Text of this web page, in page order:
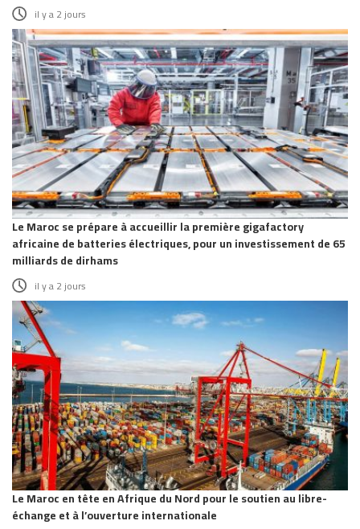
il y a 2 jours
Le Maroc se prépare à accueillir la première gigafactory
africaine de batteries électriques, pour un investissement de 65
milliards de dirhams
il y a 2 jours
Le Maroc en tête en Afrique du Nord pour le soutien au libre-
échange et à l’ouverture internationale